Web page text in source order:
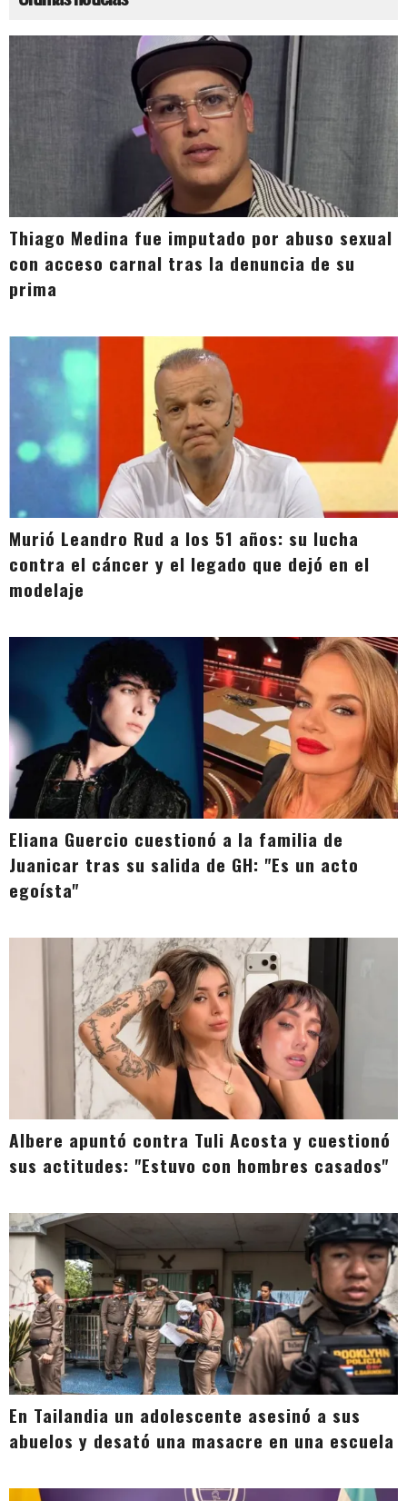
Thiago Medina fue imputado por abuso sexual
con acceso carnal tras la denuncia de su
prima
Murió Leandro Rud a los 51 años: su lucha
contra el cáncer y el legado que dejó en el
modelaje
Eliana Guercio cuestionó a la familia de
Juanicar tras su salida de GH: "Es un acto
egoísta"
Albere apuntó contra Tuli Acosta y cuestionó
sus actitudes: "Estuvo con hombres casados"
En Tailandia un adolescente asesinó a sus
abuelos y desató una masacre en una escuela